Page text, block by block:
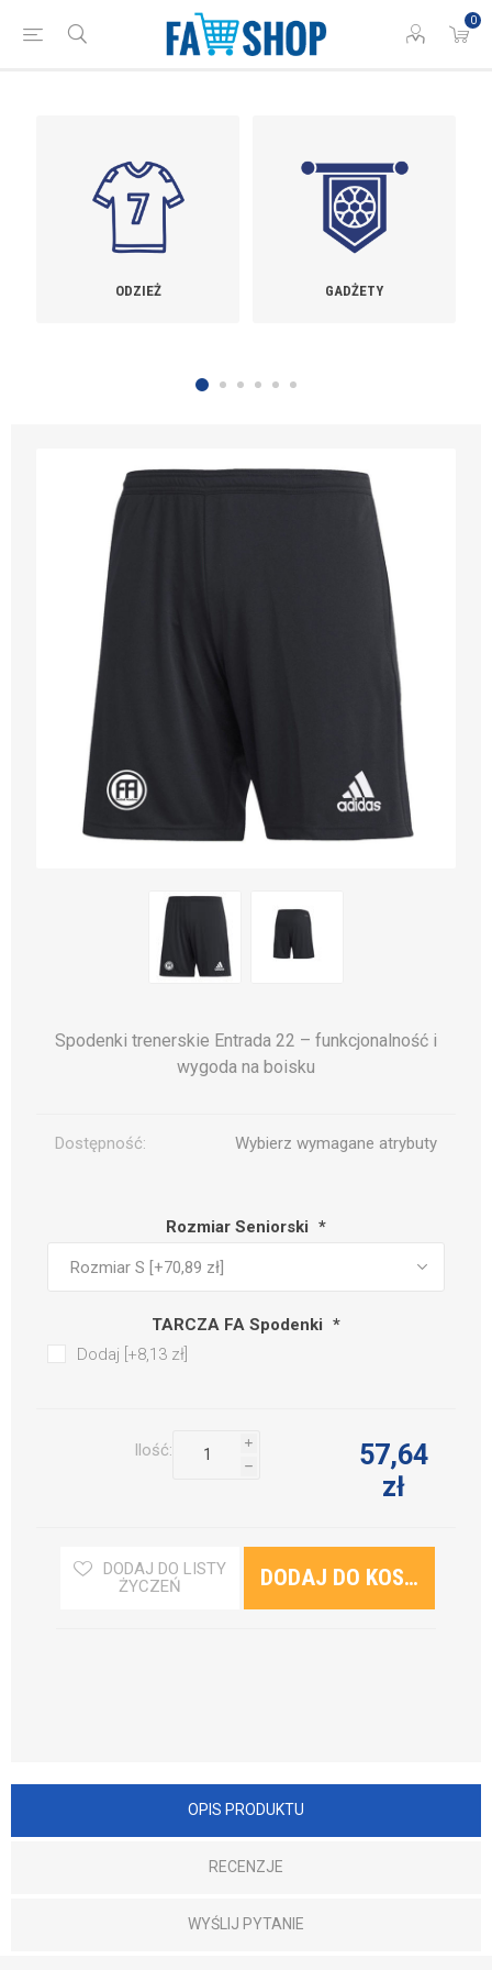
0
GADŻETY TRENAŻERY
Spodenki trenerskie Entrada 22 – funkcjonalność i
wygoda na boisku
Dostępność: Wybierz wymagane atrybuty
Rozmiar Seniorski *
TARCZA FA Spodenki *
Dodaj [+8,13 zł]
Ilość: i
h
57,64
zł
DODAJ DO LISTY
ŻYCZEŃ
OPIS PRODUKTU
RECENZJE
WYŚLIJ PYTANIE